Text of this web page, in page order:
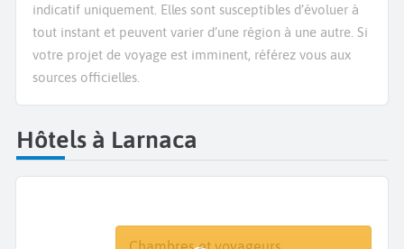
indicatif uniquement. Elles sont susceptibles d’évoluer à
tout instant et peuvent varier d’une région à une autre. Si
votre projet de voyage est imminent, référez vous aux
sources officielles.
Hôtels à Larnaca